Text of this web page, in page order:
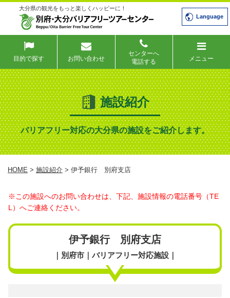
大分県の観光をもっと楽しくハッピーに！
Language
目的で探す お問い合わせ
センターへ
電話する
メニュー
施設紹介
バリアフリー対応の大分県の施設をご紹介します。
HOME > 施設紹介 > 伊予銀行 別府支店
※この施設へのお問い合わせは、下記、施設情報の電話番号（TE
L）へご連絡ください。
伊予銀行 別府支店
｜別府市｜バリアフリー対応施設｜